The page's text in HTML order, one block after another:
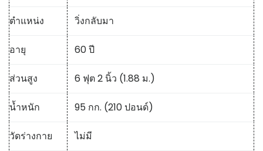
ตำแหน่ง วิ่งกลับมา
อายุ 60 ปี
ส่วนสูง 6 ฟุต 2 นิ้ว (1.88 ม.)
น้ำหนัก 95 กก. (210 ปอนด์)
วัดร่างกาย ไม่มี